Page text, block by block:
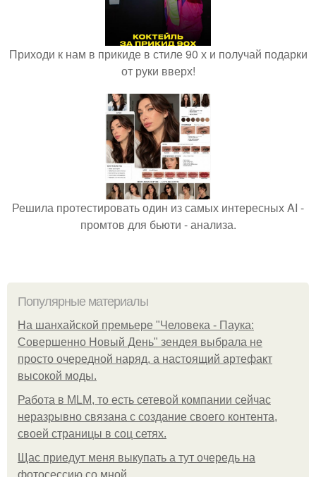
Приходи к нам в прикиде в стиле 90 х и получай подарки
от руки вверх!
Решила протестировать один из самых интересных AI -
промтов для бьюти - анализа.
Популярные материалы
На шанхайской премьере "Человека - Паука:
Совершенно Новый День" зендея выбрала не
просто очередной наряд, а настоящий артефакт
высокой моды.
Работа в MLM, то есть сетевой компании сейчас
неразрывно связана с создание своего контента,
своей страницы в соц сетях.
Щас приедут меня выкупать а тут очередь на
фотосессию со мной.